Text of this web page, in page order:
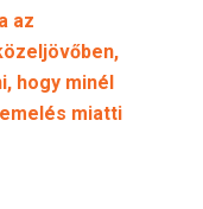
az
hogy minél
miatti